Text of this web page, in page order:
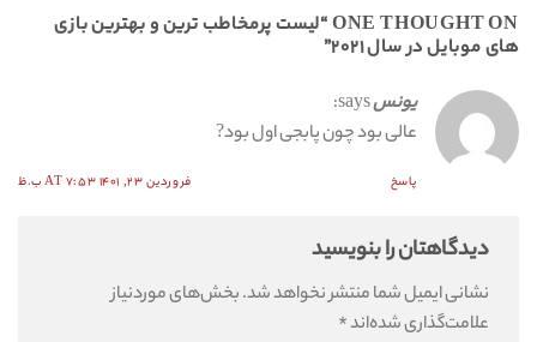
ONE THOUGHT ON “ لیست پرمخاطب ترین و بهترین بازی
های موبایل در سال ۲۰۲۱
”
یونسsays:
عالی بود چون پابجی اول بود?
فروردین ۲۳, ۱۴۰۱ AT ۷:۵۳ ب.ظ پاسخ
دیدگاهتان را بنویسید
نشانی ایمیل شما منتشر نخواهد شد.بخش‌های موردنیاز
علامت‌گذاری شده‌اند*